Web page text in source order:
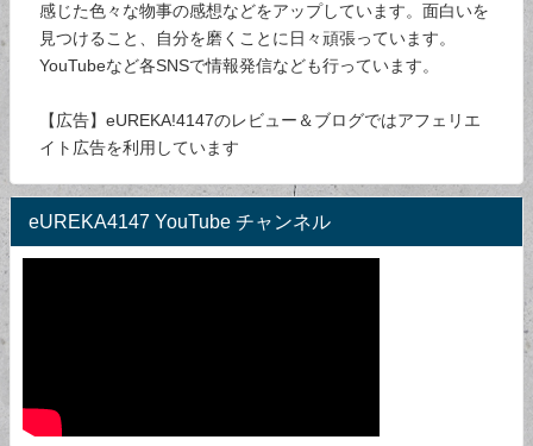
感じた色々な物事の感想などをアップしています。面白いを
見つけること、自分を磨くことに日々頑張っています。
YouTubeなど各SNSで情報発信なども行っています。
【広告】eUREKA!4147のレビュー＆ブログではアフェリエ
イト広告を利用しています
eUREKA4147 YouTube チャンネル